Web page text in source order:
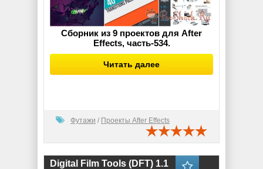
Сборник из 9 проектов для After
Effects, часть-534.
Читать далее
Футажи / Проекты After Effects
Digital Film Tools (DFT) 1.1